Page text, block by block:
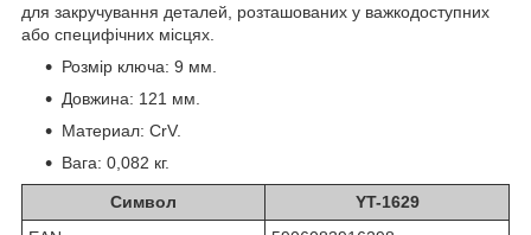
для закручування деталей, розташованих у важкодоступних
або специфічних місцях.
Розмір ключа: 9 мм.
Довжина: 121 мм.
Материал: CrV.
Вага: 0,082 кг.
Символ
YT-1629